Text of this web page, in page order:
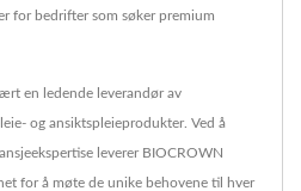
for bedrifter som søker premium
en ledende leverandør av
og ansiktspleieprodukter. Ved å
leverer BIOCROWN
for å møte de unike behovene til hver